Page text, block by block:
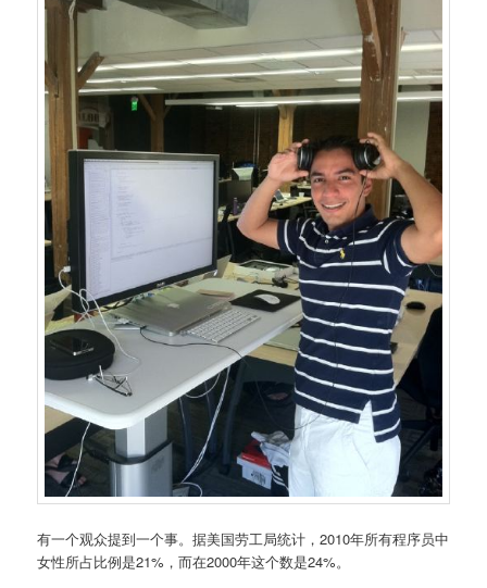
有一个观众提到一个事。据美国劳工局统计，2010年所有程序员中
女性所占比例是21%，而在2000年这个数是24%。